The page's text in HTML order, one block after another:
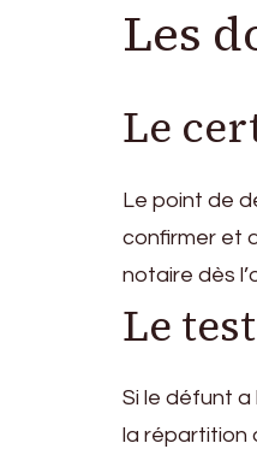
Les
Le
Le point de
confirmer et
notaire dès
Le
Si le défunt
la répartition